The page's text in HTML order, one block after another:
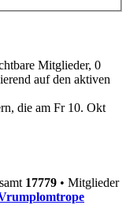
Mitglieder, 0
auf den aktiven
die am Fr 10. Okt
17779 • Mitglieder